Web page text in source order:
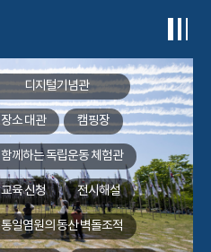
디지털기념관
장소 대관 캠핑장
함께하는독립운동 체험관
교육 신청 전시해설
통일염원의 동산벽돌조적